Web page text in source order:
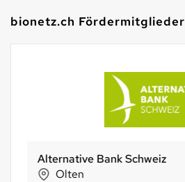
bionetz.ch Fördermitglieder
Alternative Bank Schweiz
Olten